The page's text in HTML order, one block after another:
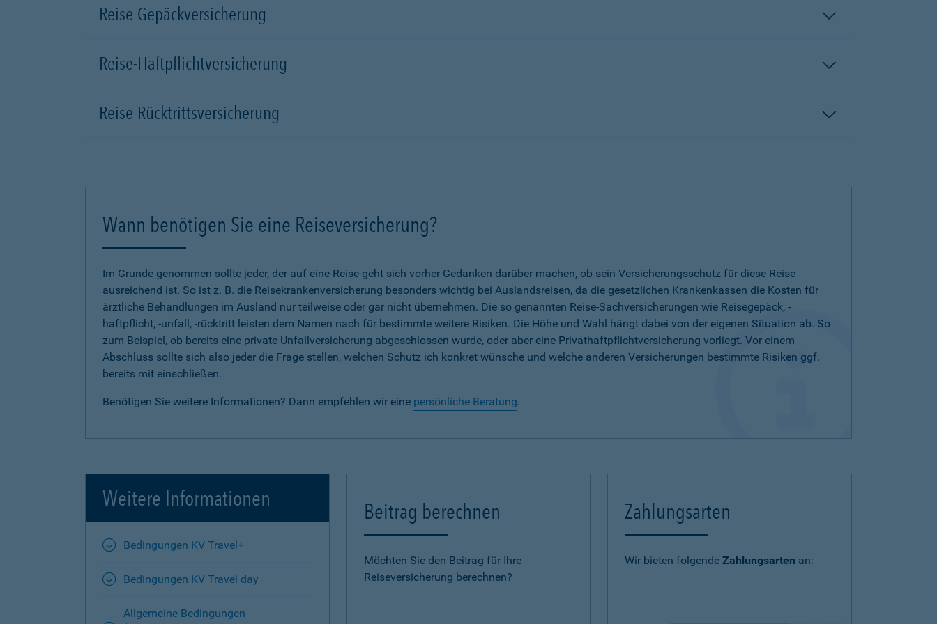
Reise-Gepäckversicherung
Reise-Haftpflichtversicherung
Reise-Rücktrittsversicherung
Wann benötigen Sie eine Reiseversicherung?
Im Grunde genommen sollte jeder, der auf eine Reise geht sich vorher Gedanken darüber machen, ob sein Versicherungsschutz für diese Reise
ausreichend ist. So ist z. B. die Reisekrankenversicherung besonders wichtig bei Auslandsreisen, da die gesetzlichen Krankenkassen die Kosten für
ärztliche Behandlungen im Ausland nur teilweise oder gar nicht übernehmen. Die so genannten Reise-Sachversicherungen wie Reisegepäck, -
haftpflicht, -unfall, -rücktritt leisten dem Namen nach für bestimmte weitere Risiken. Die Höhe und Wahl hängt dabei von der eigenen Situation ab. So
zum Beispiel, ob bereits eine private Unfallversicherung abgeschlossen wurde, oder aber eine Privathaftpflichtversicherung vorliegt. Vor einem
Abschluss sollte sich also jeder die Frage stellen, welchen Schutz ich konkret wünsche und welche anderen Versicherungen bestimmte Risiken ggf.
bereits mit einschließen.
Benötigen Sie weitere Informationen? Dann empfehlen wir eine persönliche Beratung.
Weitere Informationen
Bedingungen KV Travel+
Bedingungen KV Travel day
Allgemeine Bedingungen
Beitrag berechnen
Möchten Sie den Beitrag für Ihre
Reiseversicherung berechnen?
Zahlungsarten
Wir bieten folgendeZahlungsarten an: